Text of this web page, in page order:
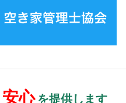
安心 を提供します